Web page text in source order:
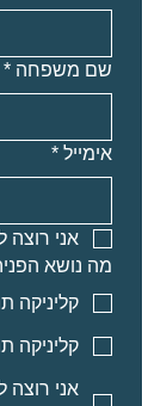
שם משפחה *
אימייל *
אני
מה נושא
קליניקה
קליניקה
אני רוצה